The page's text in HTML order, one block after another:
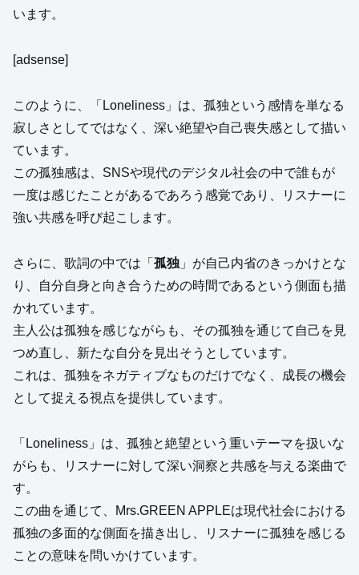
います。
[adsense]
このように、「Loneliness」は、孤独という感情を単なる
寂しさとしてではなく、深い絶望や自己喪失感として描い
ています。
この孤独感は、SNSや現代のデジタル社会の中で誰もが
一度は感じたことがあるであろう感覚であり、リスナーに
強い共感を呼び起こします。
さらに、歌詞の中では「 孤独 」が自己内省のきっかけとな
り、自分自身と向き合うための時間であるという側面も描
かれています。
主人公は孤独を感じながらも、その孤独を通じて自己を見
つめ直し、新たな自分を見出そうとしています。
これは、孤独をネガティブなものだけでなく、成長の機会
として捉える視点を提供しています。
「Loneliness」は、孤独と絶望という重いテーマを扱いな
がらも、リスナーに対して深い洞察と共感を与える楽曲で
す。
この曲を通じて、Mrs.GREEN APPLEは現代社会における
孤独の多面的な側面を描き出し、リスナーに孤独を感じる
ことの意味を問いかけています。